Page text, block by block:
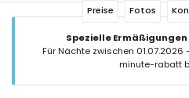
Preise Fotos
Spezielle
Für Nächte zwischen
minute-rabatt